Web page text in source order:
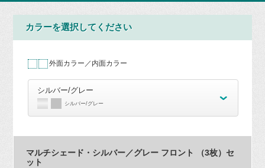
カラーを選択してください
外面カラー／内面カラー
シルバー/グレー
シルバー/グレー
マルチシェード・シルバー／グレー フロント （3枚）セ
ット